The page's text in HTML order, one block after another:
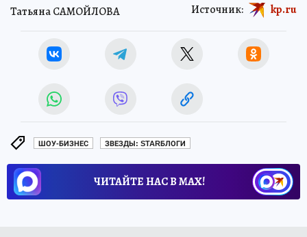
Татьяна САМОЙЛОВА Источник: kp.ru
ШОУ-БИЗНЕС ЗВЕЗДЫ: STARБЛОГИ
ЧИТАЙТЕ НАС В МАХ!